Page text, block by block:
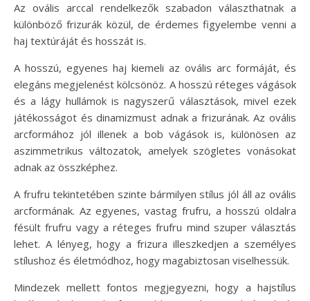
Az ovális arccal rendelkezők szabadon választhatnak a
különböző frizurák közül, de érdemes figyelembe venni a
haj textúráját és hosszát is.
A hosszú, egyenes haj kiemeli az ovális arc formáját, és
elegáns megjelenést kölcsönöz. A hosszú réteges vágások
és a lágy hullámok is nagyszerű választások, mivel ezek
játékosságot és dinamizmust adnak a frizurának. Az ovális
arcformához jól illenek a bob vágások is, különösen az
aszimmetrikus változatok, amelyek szögletes vonásokat
adnak az összképhez.
A frufru tekintetében szinte bármilyen stílus jól áll az ovális
arcformának. Az egyenes, vastag frufru, a hosszú oldalra
fésült frufru vagy a réteges frufru mind szuper választás
lehet. A lényeg, hogy a frizura illeszkedjen a személyes
stílushoz és életmódhoz, hogy magabiztosan viselhessük.
Mindezek mellett fontos megjegyezni, hogy a hajstílus